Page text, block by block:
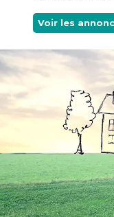
Voir les